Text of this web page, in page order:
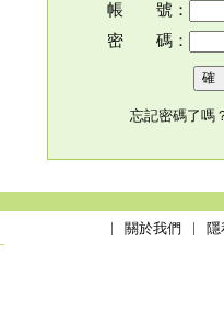
帳 號：
密 碼：
忘記密碼了嗎
關於我們